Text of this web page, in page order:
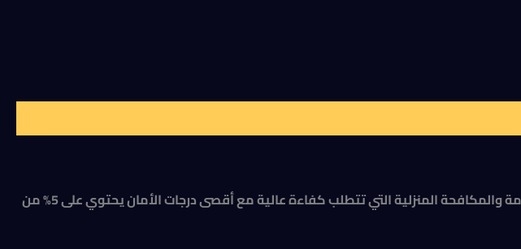
دي ميثرين ٥٪ SC ١لتر بدون رائحة مبيد حشري “بيروثريدي” متطور، مصمم خصيصاً لعمليات الصحة العامة والمكافحة المنزلية التي تتطلب كفاءة عالية مع أقصى درجات الأمان يحتوي على 5% من